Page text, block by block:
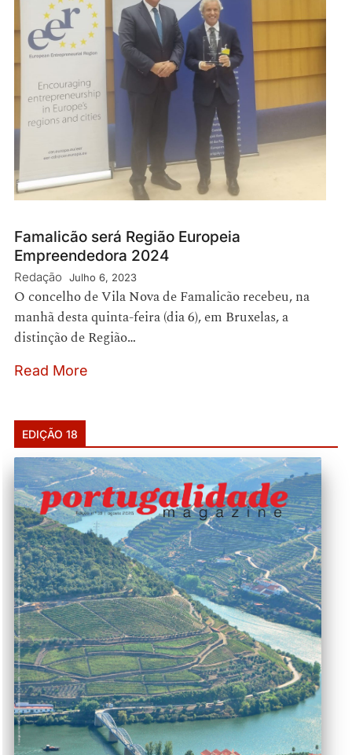
Famalicão será Região Europeia
Empreendedora 2024
Redação Julho 6, 2023
O concelho de Vila Nova de Famalicão recebeu, na
manhã desta quinta-feira (dia 6), em Bruxelas, a
distinção de Região…
Read More
EDIÇÃO 18